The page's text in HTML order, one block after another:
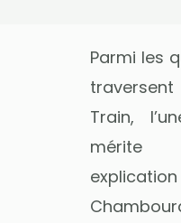
Parmi les
Train,
mérite